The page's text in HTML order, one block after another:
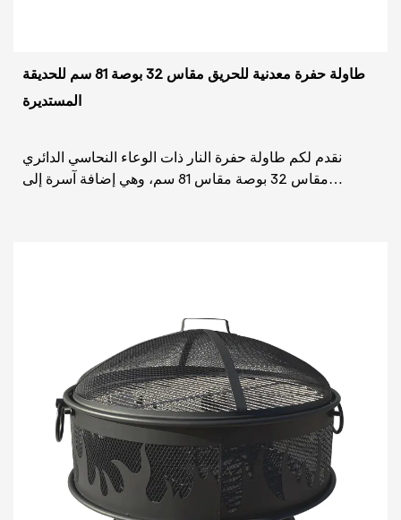
طاولة حفرة معدنية للحريق مقاس 32 بوصة 81 سم للحديقة
المستديرة
نقدم لكم طاولة حفرة النار ذات الوعاء النحاسي الدائري
مقاس 32 بوصة مقاس 81 سم، وهي إضافة آسرة إلى